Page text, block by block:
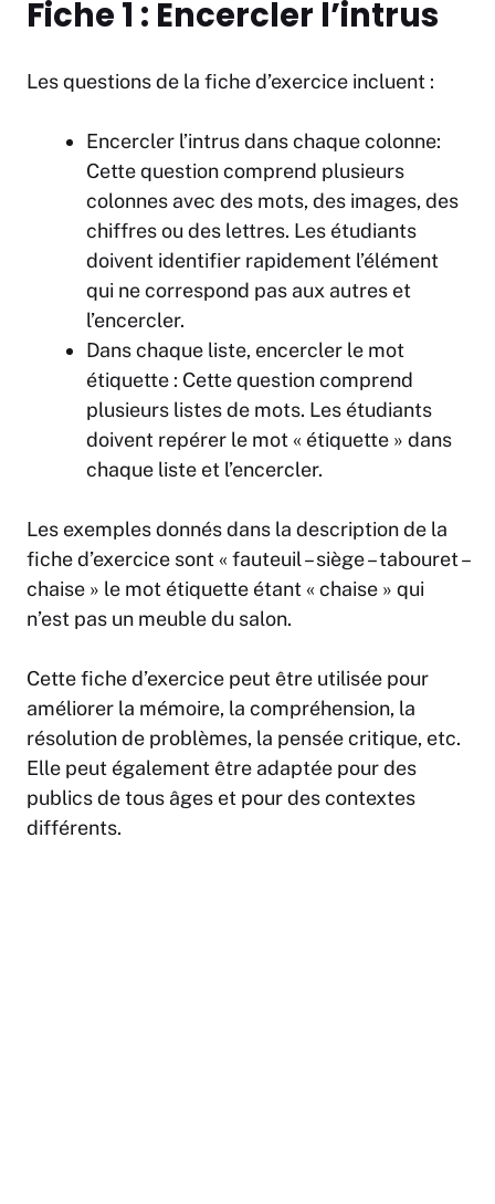
Fiche 1 : Encercler l’intrus
Les questions de la fiche d’exercice incluent :
Encercler l’intrus dans chaque colonne:
Cette question comprend plusieurs
colonnes avec des mots, des images, des
chiffres ou des lettres. Les étudiants
doivent identifier rapidement l’élément
qui ne correspond pas aux autres et
l’encercler.
Dans chaque liste, encercler le mot
étiquette : Cette question comprend
plusieurs listes de mots. Les étudiants
doivent repérer le mot « étiquette » dans
chaque liste et l’encercler.
Les exemples donnés dans la description de la
fiche d’exercice sont « fauteuil – siège – tabouret –
chaise » le mot étiquette étant « chaise » qui
n’est pas un meuble du salon.
Cette fiche d’exercice peut être utilisée pour
améliorer la mémoire, la compréhension, la
résolution de problèmes, la pensée critique, etc.
Elle peut également être adaptée pour des
publics de tous âges et pour des contextes
différents.